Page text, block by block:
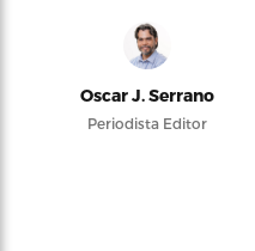
Oscar J. Serrano
Periodista Editor